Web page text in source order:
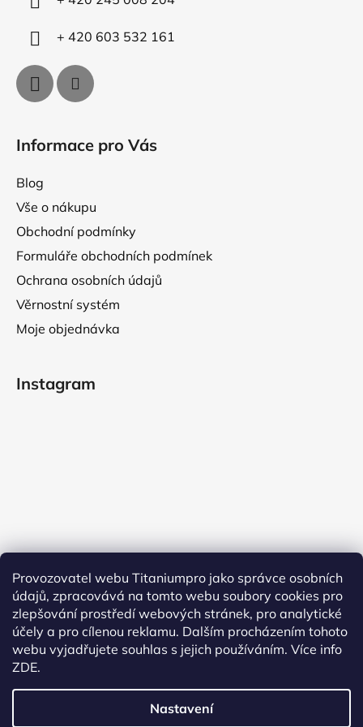
Provozovatel webu Titaniumpro jako správce osobních
údajů, zpracovává na tomto webu soubory cookies pro
zlepšování prostředí webových stránek, pro analytické
účely a pro cílenou reklamu. Dalším procházením tohoto
webu vyjadřujete souhlas s jejich používáním. Více info
ZDE.
Nastavení
+ 420 603 532 161
Informace pro Vás
Blog
Vše o nákupu
Obchodní podmínky
Formuláře obchodních podmínek
Ochrana osobních údajů
Věrnostní systém
Moje objednávka
Instagram
Sledovat na Instagramu
Facebook